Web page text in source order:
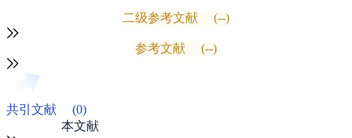
二级参考文献 (--)
参考文献 (--)
共引文献
(0)
本文献